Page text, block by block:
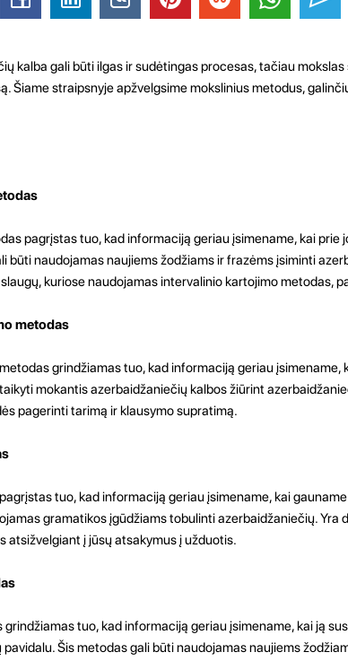
kalba gali būti ilgas ir sudėtingas procesas, tačiau
Šiame straipsnyje apžvelgsime mokslinius metodus,
pagrįstas tuo, kad informaciją geriau įsimename, kai prie
būti naudojamas naujiems žodžiams ir frazėms įsiminti
kuriose naudojamas intervalinio kartojimo metodas,
metodas
grindžiamas tuo, kad informaciją geriau įsimename,
mokantis azerbaidžaniečių kalbos žiūrint
pagerinti tarimą ir klausymo supratimą.
tuo, kad informaciją geriau įsimename, kai
gramatikos įgūdžiams tobulinti azerbaidžaniečių. Yra
atsižvelgiant į jūsų atsakymus į užduotis.
tuo, kad informaciją geriau įsimename, kai ją
Šis metodas gali būti naudojamas naujiems